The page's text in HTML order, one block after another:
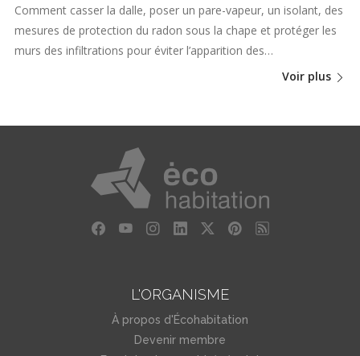
Comment casser la dalle, poser un pare-vapeur, un isolant, des
mesures de protection du radon sous la chape et protéger les
murs des infiltrations pour éviter l’apparition des…
Voir plus
L'ORGANISME
À propos d'Écohabitation
Devenir membre